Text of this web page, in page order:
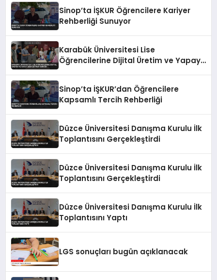
Sinop’ta İŞKUR Öğrencilere Kariyer
Rehberliği Sunuyor
Karabük Üniversitesi Lise
Öğrencilerine Dijital Üretim ve Yapay
Sinop’ta İŞKUR’dan Öğrencilere
Kapsamlı Tercih Rehberliği
Düzce Üniversitesi Danışma Kurulu İlk
Toplantısını Gerçekleştirdi
Düzce Üniversitesi Danışma Kurulu İlk
Toplantısını Gerçekleştirdi
Düzce Üniversitesi Danışma Kurulu İlk
Toplantısını Yaptı
LGS sonuçları bugün açıklanacak